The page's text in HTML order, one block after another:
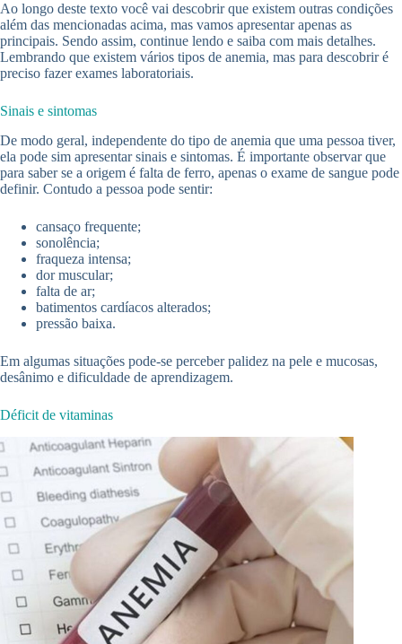
Ao longo deste texto você vai descobrir que existem outras condições
além das mencionadas acima, mas vamos apresentar apenas as
principais. Sendo assim, continue lendo e saiba com mais detalhes.
Lembrando que existem vários tipos de anemia, mas para descobrir é
preciso fazer exames laboratoriais.
Sinais e sintomas
De modo geral, independente do tipo de anemia que uma pessoa tiver,
ela pode sim apresentar sinais e sintomas. É importante observar que
para saber se a origem é falta de ferro, apenas o exame de sangue pode
definir. Contudo a pessoa pode sentir:
cansaço frequente;
sonolência;
fraqueza intensa;
dor muscular;
falta de ar;
batimentos cardíacos alterados;
pressão baixa.
Em algumas situações pode-se perceber palidez na pele e mucosas,
desânimo e dificuldade de aprendizagem.
Déficit de vitaminas